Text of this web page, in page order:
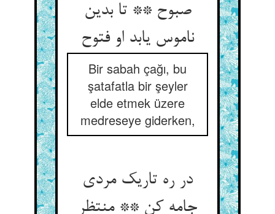
صبوح ** تا بدین
ناموس یابد او فتوح
Bir sabah çağı, bu
şatafatla bir şeyler
elde etmek üzere
medreseye giderken,
در ره تاریک مردی
جامه کن ** منتظر